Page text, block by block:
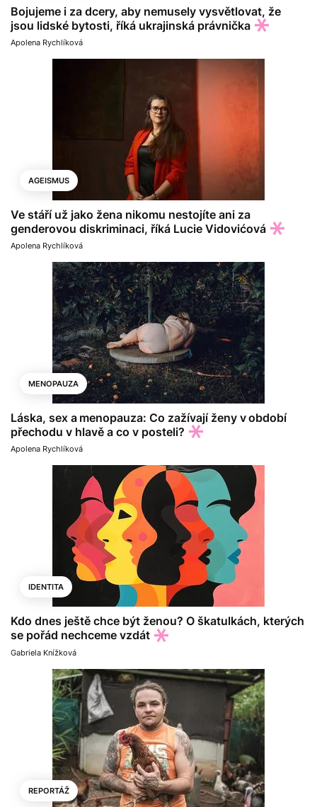
Bojujeme i za dcery, aby nemusely vysvětlovat, že
jsou lidské bytosti, říká ukrajinská právnička
Apolena Rychlíková
AGEISMUS
Ve stáří už jako žena nikomu nestojíte ani za
genderovou diskriminaci, říká Lucie Vidovićová
Apolena Rychlíková
MENOPAUZA
Láska, sex a menopauza: Co zažívají ženy v období
přechodu v hlavě a co v posteli?
Apolena Rychlíková
IDENTITA
Kdo dnes ještě chce být ženou? O škatulkách, kterých
se pořád nechceme vzdát
Gabriela Knížková
REPORTÁŽ